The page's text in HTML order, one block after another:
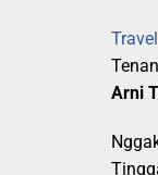
Arni